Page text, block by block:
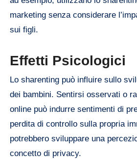
marketing senza considerare
sui figli.
Effetti Psicologici
Lo sharenting può influire sullo
dei bambini. Sentirsi osservati o
online può indurre sentimenti di
perdita di controllo sulla propria
potrebbero sviluppare una
concetto di privacy.